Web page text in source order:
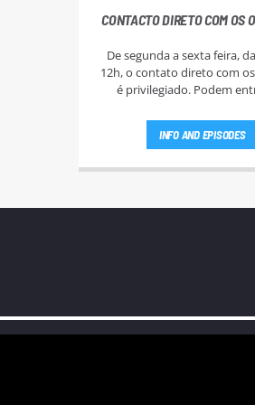
CONTACTO DIRETO COM OS
De segunda a sexta feira,
12h, o contato direto com
é privilegiado. Podem
"Manhãs NoAr".
INFO AND EPISODES